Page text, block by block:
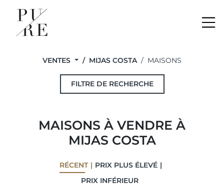
VENTES MIJAS COSTA MAISONS
FILTRE DE RECHERCHE
MAISONS À VENDRE À
MIJAS COSTA
RÉCENT
PRIX ​​PLUS ÉLEVÉ
PRIX ​​INFÉRIEUR